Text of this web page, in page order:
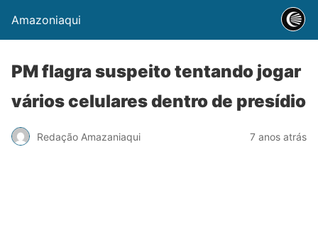
Amazoniaqui
PM flagra suspeito tentando jogar
vários celulares dentro de presídio
Redação Amazaniaqui 7 anos atrás